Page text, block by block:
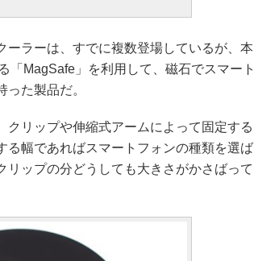
ラーは、すでに複数登場しているが、本
「MagSafe」を利用して、磁石でスマート
た製品だ。
リップや伸縮式アームによって固定する
る幅であればスマートフォンの種類を選ば
ップの分どうしても大きさがかさばって